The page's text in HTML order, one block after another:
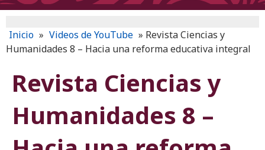
Inicio » Videos de YouTube » Revista Ciencias y
Humanidades 8 – Hacia una reforma educativa integral
Revista Ciencias y
Humanidades 8 –